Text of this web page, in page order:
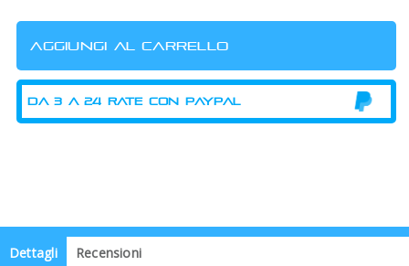
Dettagli Recensioni